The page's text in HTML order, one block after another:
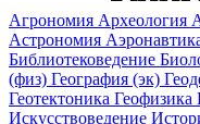
Агрономия Археология
Астрономия
Библиотековедение
(физ) География (эк)
Геотектоника Геофизика
Искусствоведение